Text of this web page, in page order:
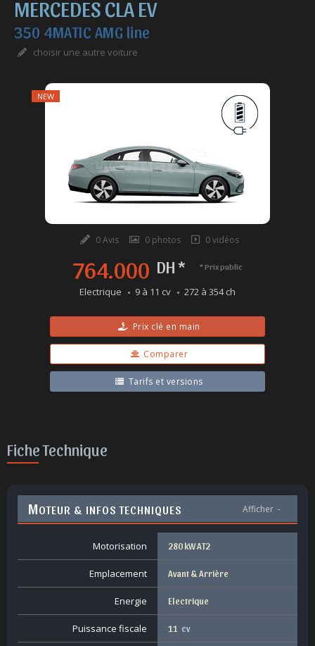
MERCEDES CLA EV
350 4MATIC AMG line
choisir une autre voiture
NEW
0 Avis 0 photos 0 vidéos
764.000 DH * * Prix public
Electrique 9 à 11 cv 272 à 354 ch
Prix clé en main
Comparer
Tarifs et versions
Fiche Technique
MOTEUR & INFOS TECHNIQUES Afficher -
Motorisation 280 kW AT2
Emplacement Avant & Arrière
Energie Electrique
Puissance fiscale 11 cv